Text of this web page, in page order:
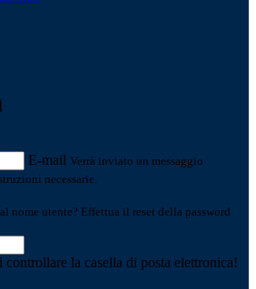
E-mail Verrà inviato un messaggio
necessarie.
nome utente? Effettua il reset della password
la casella di posta elettronica!